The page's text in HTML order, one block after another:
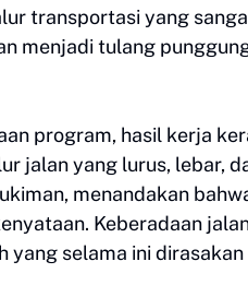
transportasi yang
menjadi tulang
program, hasil kerja
jalan yang lurus, lebar,
menandakan
Keberadaan
selama ini